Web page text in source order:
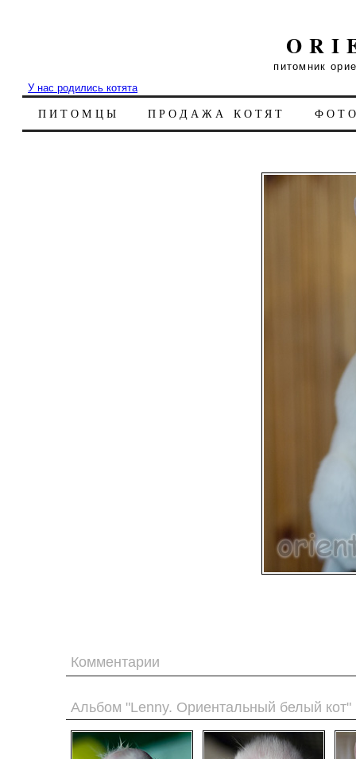
питомник
У нас родились котята
ПИТОМЦЫ ПРОДАЖА КОТЯТ
Комментарии
Альбом "Lenny. Ориентальный белый кот"